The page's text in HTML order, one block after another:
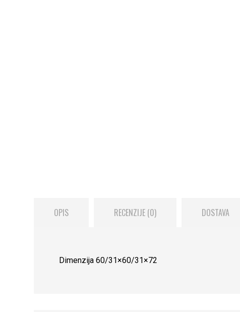
OPIS RECENZIJE (0) DOSTAVA
Dimenzija 60/31×60/31×72